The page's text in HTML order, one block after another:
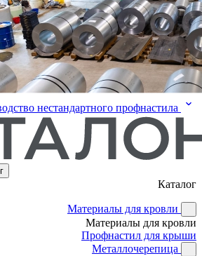
нестандартного профнастила
Каталог
Материалы для кровли
Материалы для кровли
Профнастил для крыши
Металлочерепица